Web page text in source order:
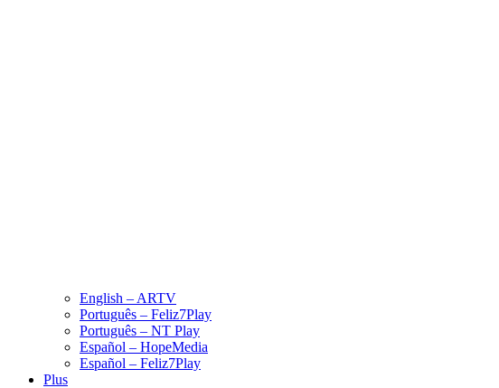
English – ARTV
Português – Feliz7Play
Português – NT Play
Español – HopeMedia
Español – Feliz7Play
Plus